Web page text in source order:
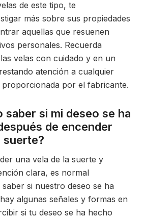
de este tipo, te
más sobre sus propiedades
aquellas que resuenen
personales. Recuerda
velas con cuidado y en un
atención a cualquier
por el fabricante.
saber si mi deseo se ha
de encender
suerte?
una vela de la suerte y
clara, es normal
si nuestro deseo se ha
algunas señales y formas en
si tu deseo se ha hecho